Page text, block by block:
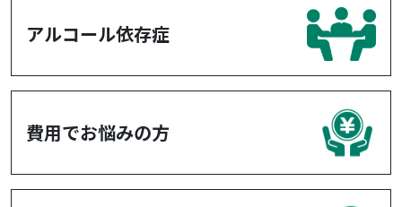
アルコール依存症
費用でお悩みの方